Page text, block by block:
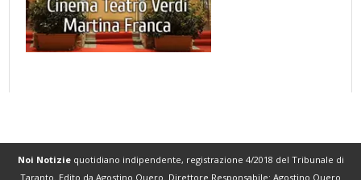
Noi Notiziequotidiano indipendente, registrazione 4/2018 del Tribunale di
Taranto. Edito da Agostino Quero. Direttore Responsabile: Agostino Quero